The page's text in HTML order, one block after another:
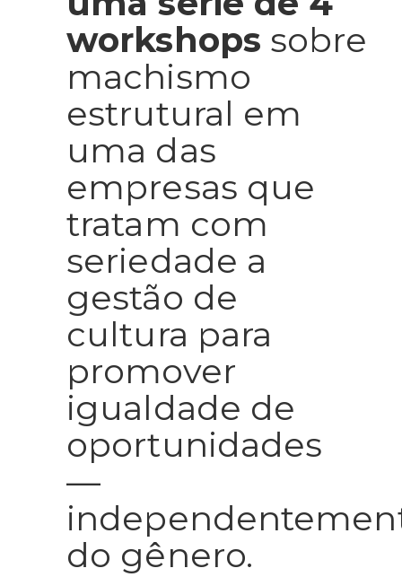
workshops sobre
machismo
estrutural em
uma das
empresas que
tratam com
seriedade a
gestão de
cultura para
promover
igualdade de
oportunidades
—
do gênero.